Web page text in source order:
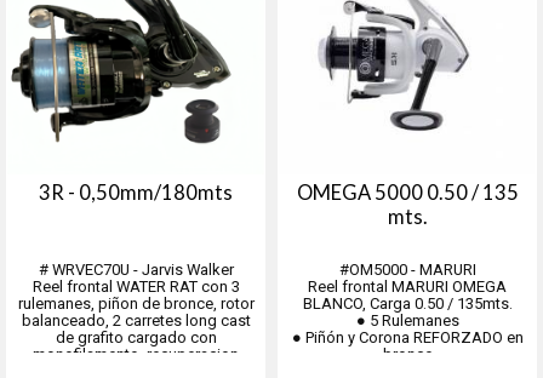
3R - 0,50mm/180mts
# WRVEC70U - Jarvis Walker
Reel frontal WATER RAT con 3
rulemanes, piñon de bronce, rotor
balanceado, 2 carretes long cast
de grafito cargado con
monofilamento, recuperacion
OMEGA 5000 0.50 / 135
mts.
#OM5000 - MARURI
Reel frontal MARURI OMEGA
BLANCO, Carga 0.50 / 135mts.
● 5 Rulemanes
● Piñón y Corona REFORZADO en
bronce